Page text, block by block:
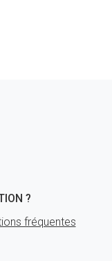
?
fréquentes